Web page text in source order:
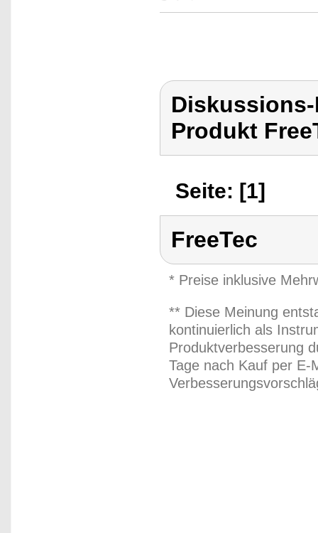
Produkt
Seite: [1]
FreeTec
* Preise inklusive
** Diese Meinung
kontinuierlich als
Produktverbesserung
Tage nach Kauf per E-